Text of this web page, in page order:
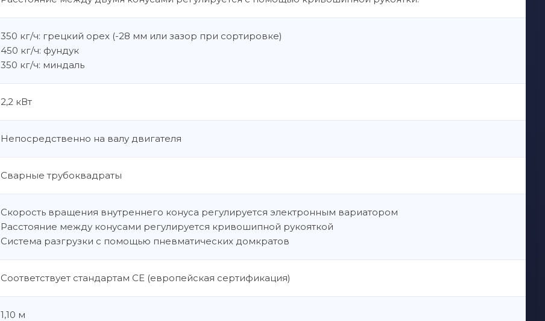
350 кг/ч: грецкий орех (-28 мм или зазор при сортировке)
450 кг/ч: фундук
350 кг/ч: миндаль
2,2 кВт
Непосредственно на валу двигателя
Сварные трубоквадраты
Скорость вращения внутреннего конуса регулируется электронным вариатором
Расстояние между конусами регулируется кривошипной рукояткой
Система разгрузки с помощью пневматических домкратов
Соответствует стандартам CE (европейская сертификация)
1,10 м